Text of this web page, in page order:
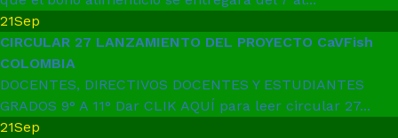
21Sep
CIRCULAR 27 LANZAMIENTO DEL PROYECTO CaVFish
COLOMBIA
DOCENTES, DIRECTIVOS DOCENTES Y ESTUDIANTES
GRADOS 9° A 11° Dar CLIK AQUÍ para leer circular 27...
21Sep